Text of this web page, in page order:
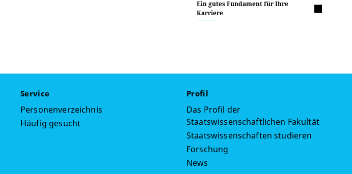
Ein gutes Fundament für Ihre
Karriere
Service
Personenverzeichnis
Häufig gesucht
Profil
Das Profil der
Staatswissenschaftlichen Fakultät
Staatswissenschaften studieren
Forschung
News